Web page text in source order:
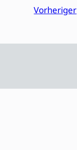
Vorheriger